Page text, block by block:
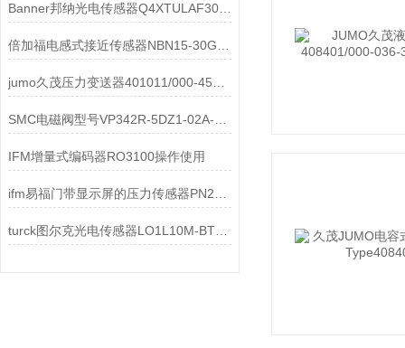
Banner邦纳光电传感器Q4XTULAF300-Q8深度解析
IFM增量式编码器RO3100操作使用
turck图尔克光电传感器LO1L10M-BT18-VP6X2 7700258应用领域